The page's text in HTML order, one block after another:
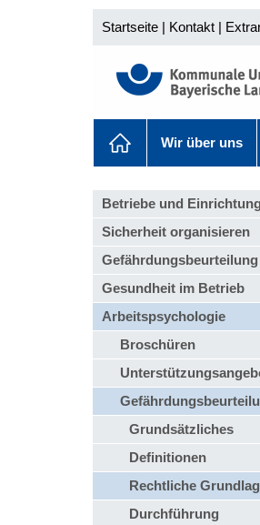
Startseite | Kontakt |
Wir über uns
Betriebe und
Sicherheit organisieren
Gefährdungsbeurteilung
Gesundheit im Betrieb
Arbeitspsychologie
Broschüren
Grundsätzliches
Definitionen
Rechtliche
Durchführung